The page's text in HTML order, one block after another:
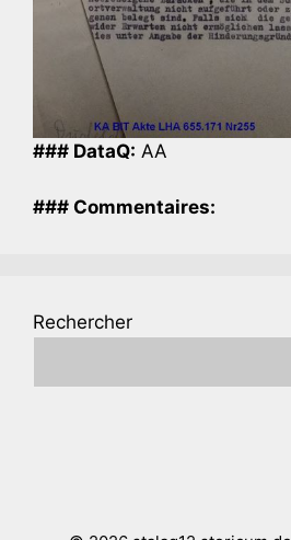
### DataQ: AA
### Commentaires:
Rechercher